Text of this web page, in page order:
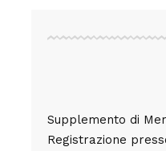
Supplemento di
Registrazione